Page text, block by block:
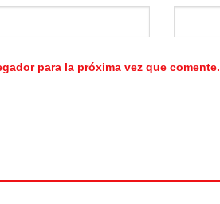
para la próxima vez que comente.